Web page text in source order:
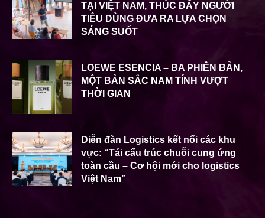
TẠI VIỆT NAM, THÚC ĐẨY NGƯỜI
TIÊU DÙNG ĐƯA RA LỰA CHỌN
SÁNG SUỐT
LOEWE ESENCIA – BA PHIÊN BẢN,
MỘT BẢN SẮC NAM TÍNH VƯỢT
THỜI GIAN
Diễn đàn Logistics kết nối các khu
vực: “Tái cấu trúc chuỗi cung ứng
toàn cầu – Cơ hội mới cho logistics
Việt Nam”